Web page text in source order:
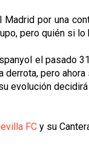
por una
pero quién si
el pasado
derrota, pero
evolución
FC y su